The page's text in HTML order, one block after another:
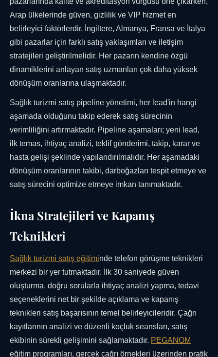
Arap ülkelerinde güven, gizlilik ve VIP hizmet en
belirleyici faktörlerdir. İngiltere, Almanya, Fransa ve İtalya
gibi pazarlar için farklı satış yaklaşımları ve iletişim
stratejileri geliştirilmelidir. Her pazarın kendine özgü
dinamiklerini anlayan satış uzmanları çok daha yüksek
dönüşüm oranlarına ulaşmaktadır.
Sağlık turizmi satış pipeline yönetimi, her lead'in hangi
aşamada olduğunu takip ederek satış sürecinin
verimliliğini artırmaktadır. Pipeline aşamaları; yeni lead,
ilk temas, ihtiyaç analizi, teklif gönderimi, takip, karar ve
hasta gelişi şeklinde yapılandırılmalıdır. Her aşamadaki
dönüşüm oranlarının takibi, darboğazları tespit etmeye ve
satış sürecini optimize etmeye imkan tanımaktadır.
İkna Stratejileri ve Kapanış
Teknikleri
Sağlık turizmi satış eğitiminde telefon görüşme teknikleri
merkezi bir yer tutmaktadır. İlk 30 saniyede güven
oluşturma, doğru sorularla ihtiyaç analizi yapma, tedavi
seçeneklerini net bir şekilde açıklama ve kapanış
teknikleri satış başarısının temel belirleyicileridir. Çağrı
kayıtlarının analizi ve düzenli koçluk seansları, satış
ekibinin sürekli gelişimini sağlamaktadır. PEGANOM
eğitim programları, gerçek çağrı örnekleri üzerinden pratik